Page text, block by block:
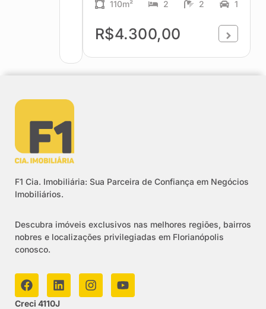
110m² 2 2 1
R$4.300,00
F1 Cia. Imobiliária: Sua Parceira de Confiança em Negócios
Imobiliários.
Descubra imóveis exclusivos nas melhores regiões, bairros
nobres e localizações privilegiadas em Florianópolis
conosco.
Creci 4110J